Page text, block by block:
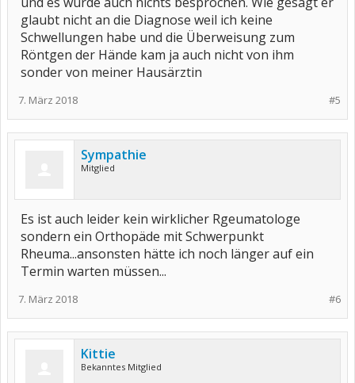
glaubt nicht an die Diagnose weil ich keine
Schwellungen habe und die Überweisung zum
Röntgen der Hände kam ja auch nicht von ihm
sonder von meiner Hausärztin
#5
7. März 2018
Sympathie
Mitglied
Es ist auch leider kein wirklicher Rgeumatologe
sondern ein Orthopäde mit Schwerpunkt
Rheuma...ansonsten hätte ich noch länger auf ein
Termin warten müssen...
#6
7. März 2018
Kittie
Bekanntes Mitglied